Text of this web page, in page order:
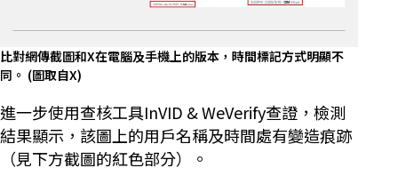
比對網傳截圖和X在電腦及手機上的版本，時間標記方式明顯不
同。 (圖取自X)
進一步使用查核工具InVID & WeVerify查證，檢測
結果顯示，該圖上的用戶名稱及時間處有變造痕跡
（見下方截圖的紅色部分）。